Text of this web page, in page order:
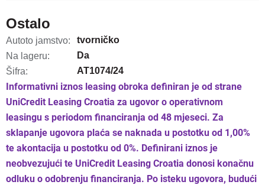
Ostalo
Autoto jamstvo:
tvorničko
Na lageru:
Da
Šifra:
AT1074/24
Informativni iznos leasing obroka definiran je od strane
UniCredit Leasing Croatia za ugovor o operativnom
leasingu s periodom financiranja od 48 mjeseci. Za
sklapanje ugovora plaća se naknada u postotku od 1,00%
te akontacija u postotku od 0%. Definirani iznos je
neobvezujući te UniCredit Leasing Croatia donosi konačnu
odluku o odobrenju financiranja. Po isteku ugovora, budući